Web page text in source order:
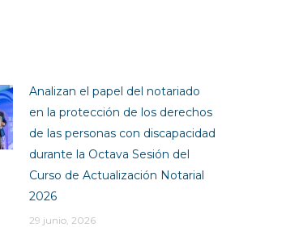
Analizan el papel del notariado
en la protección de los derechos
de las personas con discapacidad
durante la Octava Sesión del
Curso de Actualización Notarial
2026
29 junio, 2026